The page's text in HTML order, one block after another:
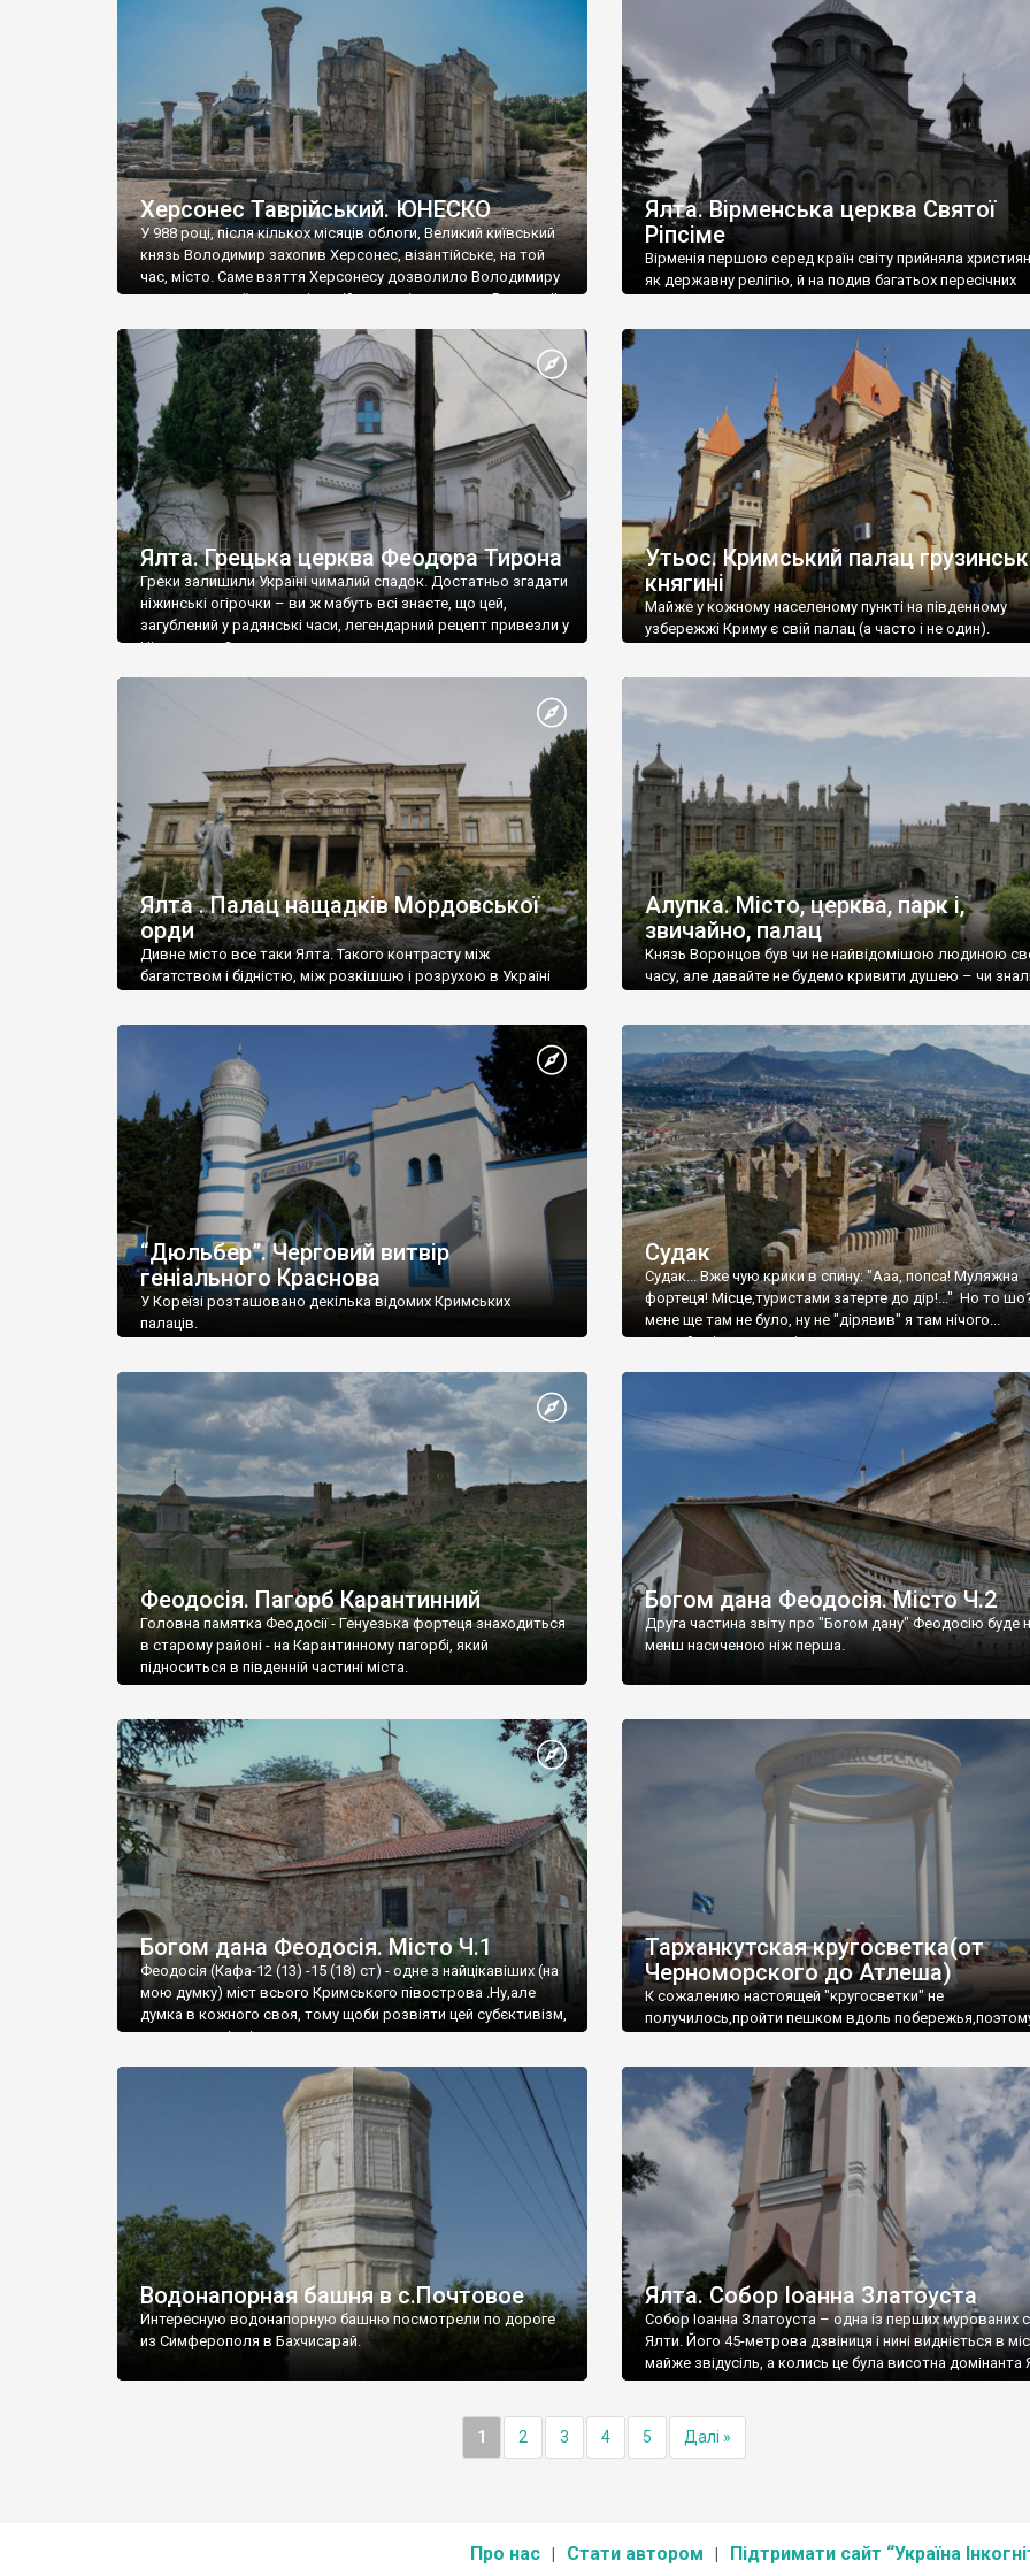
візантійської доби. Раритети викрадені з фондів об’єкту
культурної спадщини ЮНЕСКО «Херсонеса Таврійського».
Офіційно – на виставку «Золото Візантії», але експерти та
влада в Україні вважають це лише […]
називаються «повстяками» (postaki)…” “Вино. Крим
виробляє відмінне вино і його вдосталь: воно все
легке біле і дуже […]
Херсонес Таврійський. ЮНЕСКО
У 988 році, після кількох місяців облоги, Великий київський
князь Володимир захопив Херсонес, візантійське, на той
час, місто. Саме взяття Херсонесу дозволило Володимиру
диктувати свої умови візантійському імператору Василю ІІ,
Херсонесі Володимир-язичник, став Василем-
християнином. А потім було Хрещення Русі. На честь
Херсонесу Таврійського названо місто […]
Ялта. Вірменська церква Святої
Ріпсіме
Вірменія першою серед країн світу прийняла
як державну релігію, й на подив багатьох пересічних
Ялта. Грецька церква Феодора Тирона
Греки залишили Україні чималий спадок. Достатньо згадати
ніжинські огірочки – ви ж мабуть всі знаєте, що цей,
загублений у радянські часи, легендарний рецепт привезли у
Ніжин греки?
Утьос. Кримський палац
княгині
Майже у кожному населеному пункті на південному
узбережжі Криму є свій палац (а часто і не один).
Ялта . Палац нащадків Мордовської
орди
Дивне місто все таки Ялта. Такого контрасту між
багатством і бідністю, між розкішшю і розрухою в Україні
Алупка. Місто, церква, парк і,
звичайно, палац
Князь Воронцов був чи не найвідомішою людиною
часу, але давайте не будемо кривити душею – чи
“Дюльбер”. Черговий витвір
геніального Краснова
У Кореїзі розташовано декілька відомих Кримських
палаців.
Судак
Судак... Вже чую крики в спину: "Ааа, попса! Муляжна
фортеця! Місце,туристами затерте до дір!..." Но то
мене ще там не було, ну не "дірявив" я там нічого...
принаймні до цього літа.
Феодосія. Пагорб Карантинний
Головна памятка Феодосії - Генуезька фортеця знаходиться
в старому районі - на Карантинному пагорбі, який
підноситься в південній частині міста.
Богом дана Феодосія. Місто Ч.2
Друга частина звіту про "Богом дану" Феодосію буде
менш насиченою ніж перша.
Богом дана Феодосія. Місто Ч.1
Феодосія (Кафа-12 (13) -15 (18) ст) - одне з найцікавіших (на
мою думку) міст всього Кримського півострова .Ну,але
думка в кожного своя, тому щоби розвіяти цей субєктивізм,
запрошую відвідати це
Тарханкутская кругосветка(от
Черноморского до Атлеша)
К сожалению настоящей "кругосветки" не
получилось,пройти пешком вдоль
Водонапорная башня в с.Почтовое
Интересную водонапорную башню посмотрели по дороге
из Симферополя в Бахчисарай.
Ялта. Собор Іоанна Златоуста
Собор Іоанна Златоуста – одна із перших мурованих
Ялти. Його 45-метрова дзвіниця і нині видніється в
майже звідусіль, а колись це була висотна домінанта
1 2 3 4 5 Далі »
Про нас Стати автором Підтримати сайт “Україна